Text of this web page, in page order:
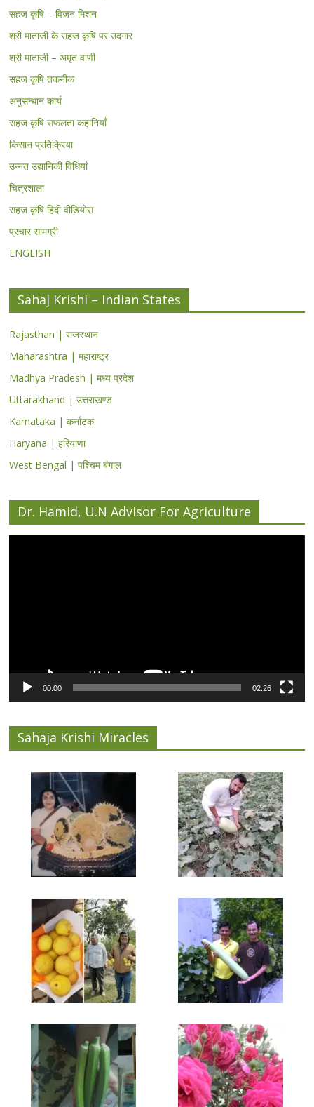
सहज कृषि – विजन मिशन
श्री माताजी के सहज कृषि पर उदगार
श्री माताजी – अमृत वाणी
सहज कृषि तकनीक
अनुसन्धान कार्य
सहज कृषि सफलता कहानियाँ
किसान प्रतिक्रिया
उन्नत उद्यानिकी विधियां
चित्रशाला
सहज कृषि हिंदी वीडियोस
प्रचार सामग्री
ENGLISH
Sahaj Krishi – Indian States
Rajasthan | राजस्थान
Maharashtra | महाराष्ट्र
Madhya Pradesh | मध्य प्रदेश
Uttarakhand | उत्तराखण्ड
Karnataka | कर्नाटक
Haryana | हरियाणा
West Bengal | पश्चिम बंगाल
Dr. Hamid, U.N Advisor For Agriculture
00:00 02:26
Sahaja Krishi Miracles